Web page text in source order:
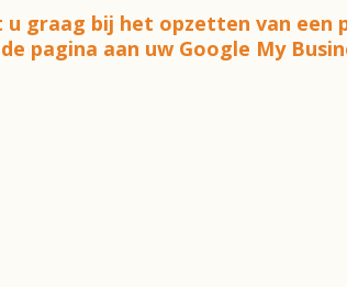
graag bij het opzetten van een
pagina aan uw Google My